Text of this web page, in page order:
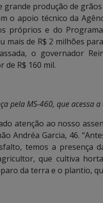
grande produção de
o apoio técnico da
próprios e do
mais de R$ 2 milhões
o governador
de R$ 160 mil.
pela MS-460, que acessa
atenção ao nosso
Andréa Garcia, 46.
temos a presença
que cultiva
da terra e o plantio,